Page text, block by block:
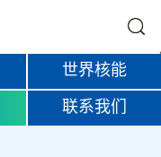
世界核能
联系我们